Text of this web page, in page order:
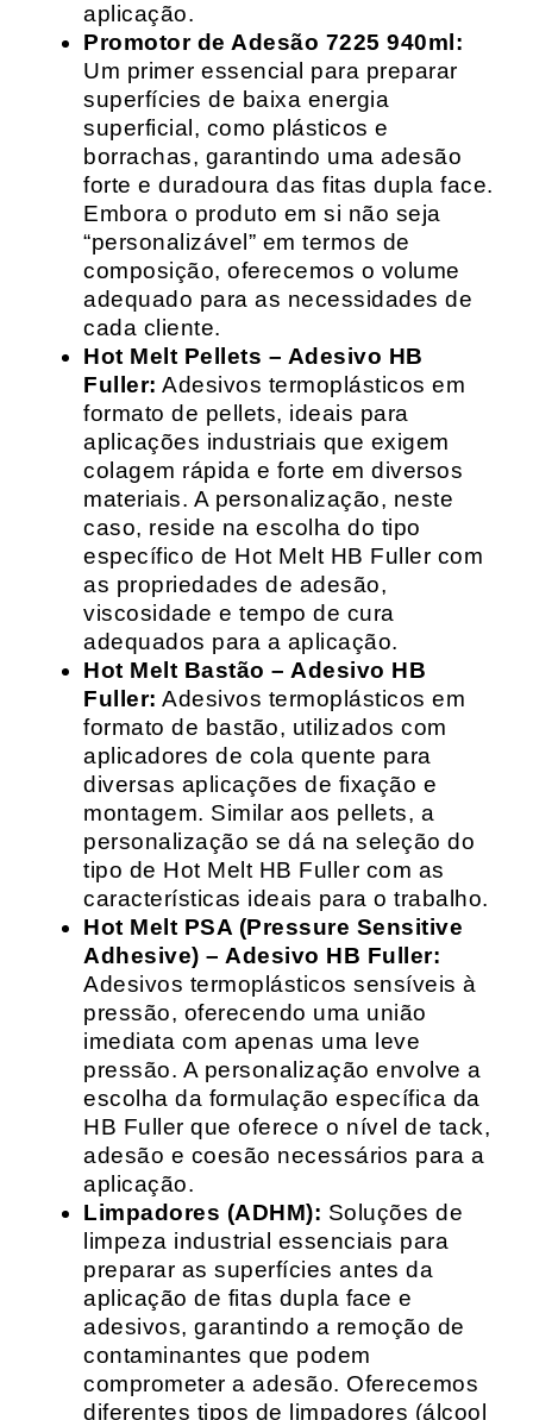
aplicação.
Promotor de Adesão 7225 940ml:
Um primer essencial para preparar
superfícies de baixa energia
superficial, como plásticos e
borrachas, garantindo uma adesão
forte e duradoura das fitas dupla face.
Embora o produto em si não seja
“personalizável” em termos de
composição, oferecemos o volume
adequado para as necessidades de
cada cliente.
Hot Melt Pellets – Adesivo HB
Fuller: Adesivos termoplásticos em
formato de pellets, ideais para
aplicações industriais que exigem
colagem rápida e forte em diversos
materiais. A personalização, neste
caso, reside na escolha do tipo
específico de Hot Melt HB Fuller com
as propriedades de adesão,
viscosidade e tempo de cura
adequados para a aplicação.
Hot Melt Bastão – Adesivo HB
Fuller: Adesivos termoplásticos em
formato de bastão, utilizados com
aplicadores de cola quente para
diversas aplicações de fixação e
montagem. Similar aos pellets, a
personalização se dá na seleção do
tipo de Hot Melt HB Fuller com as
características ideais para o trabalho.
Hot Melt PSA (Pressure Sensitive
Adhesive) – Adesivo HB Fuller:
Adesivos termoplásticos sensíveis à
pressão, oferecendo uma união
imediata com apenas uma leve
pressão. A personalização envolve a
escolha da formulação específica da
HB Fuller que oferece o nível de tack,
adesão e coesão necessários para a
aplicação.
Limpadores (ADHM): Soluções de
limpeza industrial essenciais para
preparar as superfícies antes da
aplicação de fitas dupla face e
adesivos, garantindo a remoção de
contaminantes que podem
comprometer a adesão. Oferecemos
diferentes tipos de limpadores (álcool